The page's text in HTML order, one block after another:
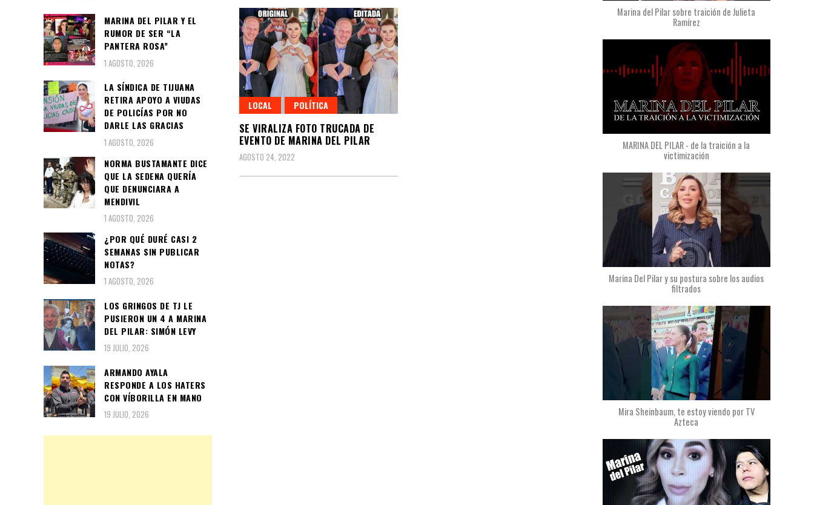
LOCAL POLÍTICA
SE VIRALIZA FOTO TRUCADA DE
EVENTO DE MARINA DEL PILAR
AGOSTO 24, 2022
MARINA DEL PILAR Y EL
RUMOR DE SER “LA
PANTERA ROSA”
1 AGOSTO, 2026
LA SÍNDICA DE TIJUANA
RETIRA APOYO A VIUDAS
DE POLICÍAS POR NO
DARLE LAS GRACIAS
1 AGOSTO, 2026
NORMA BUSTAMANTE DICE
QUE LA SEDENA QUERÍA
QUE DENUNCIARA A
MENDIVIL
1 AGOSTO, 2026
¿POR QUÉ DURÉ CASI 2
SEMANAS SIN PUBLICAR
NOTAS?
1 AGOSTO, 2026
LOS GRINGOS DE TJ LE
PUSIERON UN 4 A MARINA
DEL PILAR: SIMÓN LEVY
19 JULIO, 2026
ARMANDO AYALA
RESPONDE A LOS HATERS
CON VÍBORILLA EN MANO
19 JULIO, 2026
Marina del Pilar sobre traición de Julieta
Ramírez
MARINA DEL PILAR - de la traición a la
victimización
Marina Del Pilar y su postura sobre los audios
filtrados
Mira Sheinbaum, te estoy viendo por TV
Azteca